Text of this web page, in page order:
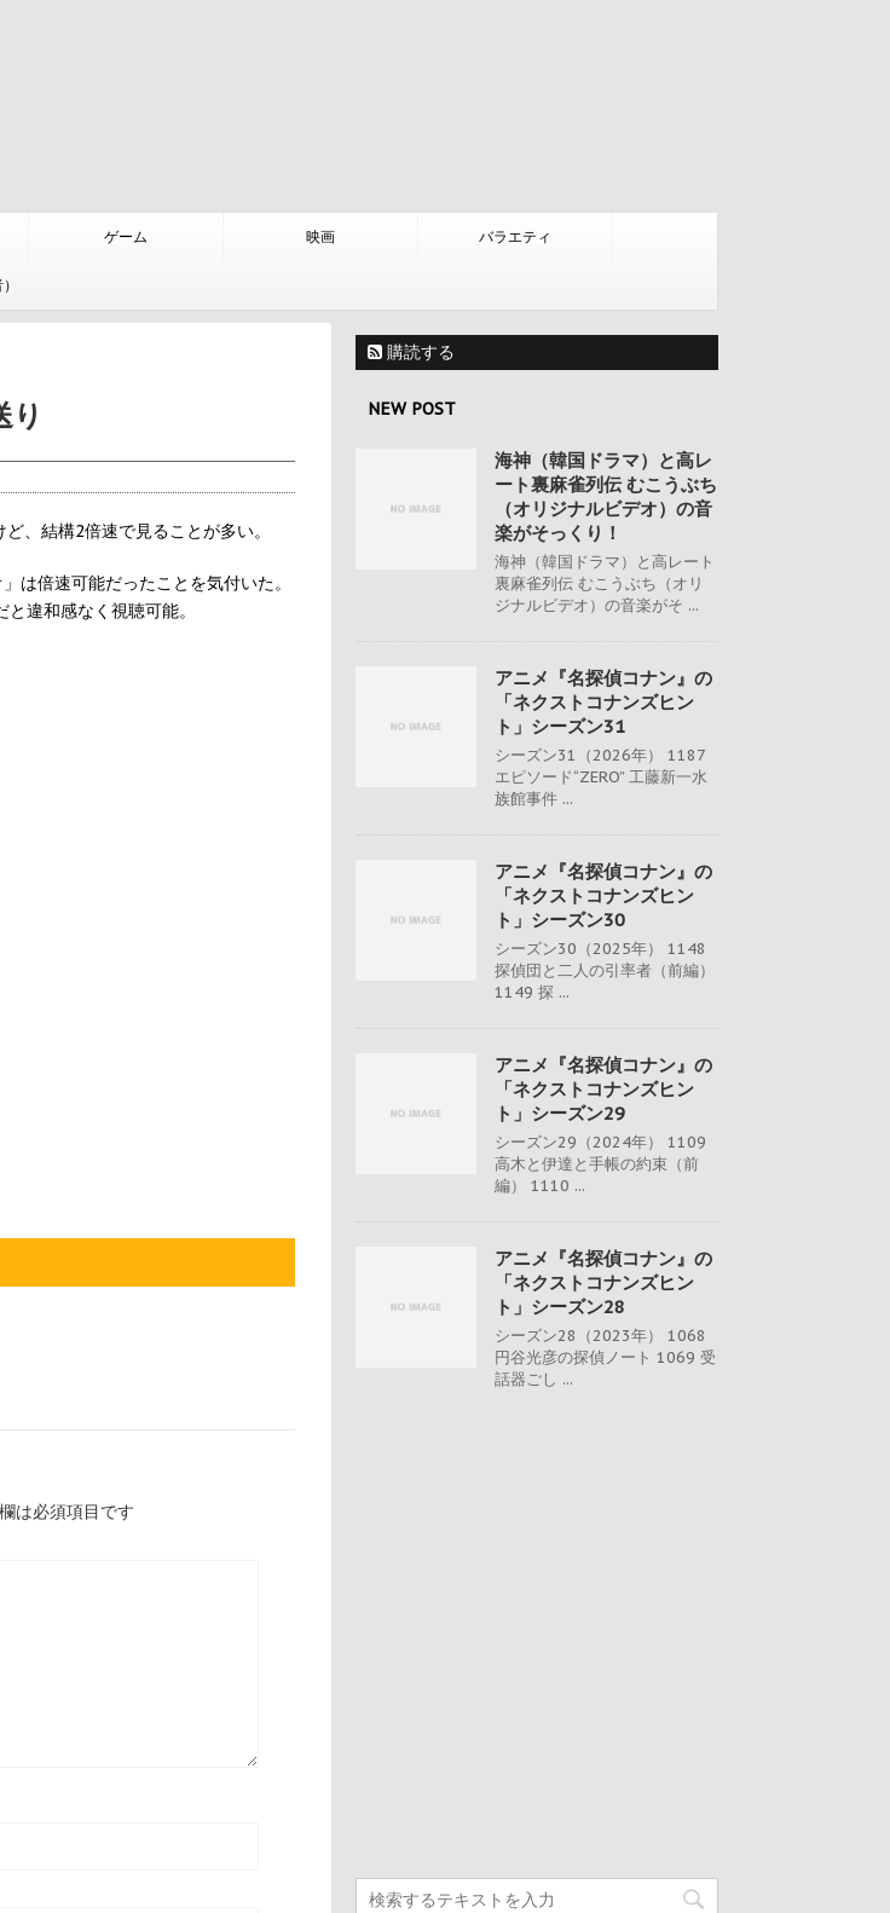
ゲーム 映画 バラエティ
、結構2倍速で見ることが多い。
は倍速可能だったことを気付いた。
違和感なく視聴可能。
は必須項目です
購読する
NEW POST
海神（韓国ドラマ）と高レ
ート裏麻雀列伝 むこうぶち
（オリジナルビデオ）の音
楽がそっくり！
海神（韓国ドラマ）と高レート
裏麻雀列伝 むこうぶち（オリ
ジナルビデオ）の音楽がそ ...
アニメ『名探偵コナン』の
「ネクストコナンズヒン
ト」シーズン31
シーズン31（2026年） 1187
エピソード“ZERO” 工藤新一水
族館事件 ...
アニメ『名探偵コナン』の
「ネクストコナンズヒン
ト」シーズン30
シーズン30（2025年） 1148
探偵団と二人の引率者（前編）
1149 探 ...
アニメ『名探偵コナン』の
「ネクストコナンズヒン
ト」シーズン29
シーズン29（2024年） 1109
高木と伊達と手帳の約束（前
編） 1110 ...
アニメ『名探偵コナン』の
「ネクストコナンズヒン
ト」シーズン28
シーズン28（2023年） 1068
円谷光彦の探偵ノート 1069 受
話器ごし ...